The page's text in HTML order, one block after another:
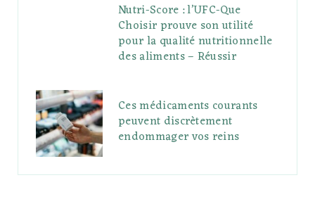
Nutri-Score : l’UFC-Que
Choisir prouve son utilité
pour la qualité nutritionnelle
des aliments – Réussir
Ces médicaments courants
peuvent discrètement
endommager vos reins